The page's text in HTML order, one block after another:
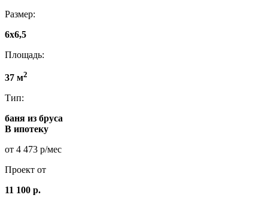
Размер:
6x6,5
Площадь:
37 м2
Тип:
баня из бруса
В ипотеку
от 4 473 р/мес
Проект от
11 100 р.